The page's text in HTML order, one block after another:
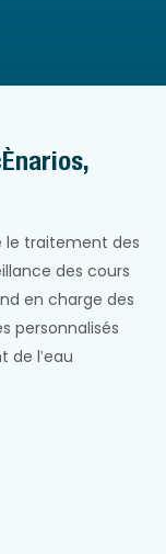
le traitement des
des cours
en charge des
personnalisés
de l'eau